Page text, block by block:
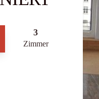
3
Zimmer